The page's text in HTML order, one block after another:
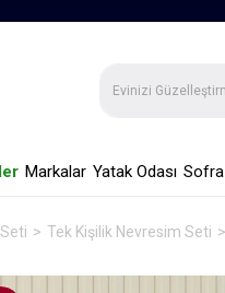
Markalar Yatak Odası Sofra
Tek Kişilik Nevresim Seti